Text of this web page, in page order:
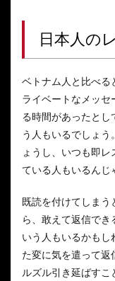
日本人の
ベトナム人と比べる
ライベートなメッセ
る時間があったと
う人もいるでしょう
ょうし、いつも即
ている人もいるんじ
既読を付けてしま
ら、敢えて返信でき
いう人もいるかもし
た変に気を遣って
ルズル引き延ばす